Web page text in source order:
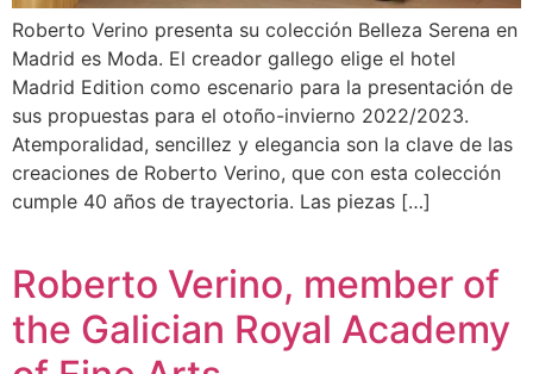
Roberto Verino presenta su colección Belleza Serena en
Madrid es Moda. El creador gallego elige el hotel
Madrid Edition como escenario para la presentación de
sus propuestas para el otoño-invierno 2022/2023.
Atemporalidad, sencillez y elegancia son la clave de las
creaciones de Roberto Verino, que con esta colección
cumple 40 años de trayectoria. Las piezas […]
Roberto Verino, member of
the Galician Royal Academy